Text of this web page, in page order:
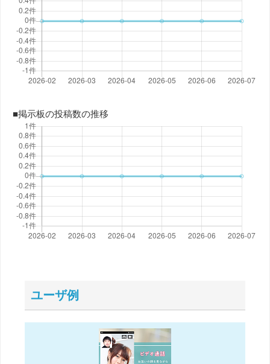
■掲示板の投稿数の推移
ユーザ例